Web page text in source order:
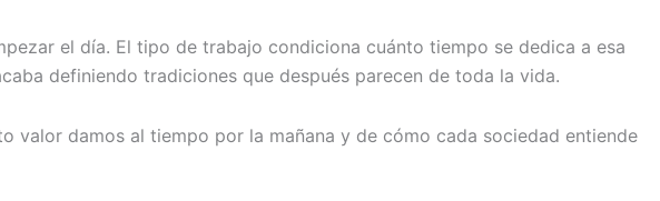
el día. El tipo de trabajo condiciona cuánto tiempo se dedica a esa
definiendo tradiciones que después parecen de toda la vida.
valor damos al tiempo por la mañana y de cómo cada sociedad entiende